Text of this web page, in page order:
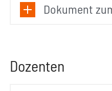
Dokument
Dozenten